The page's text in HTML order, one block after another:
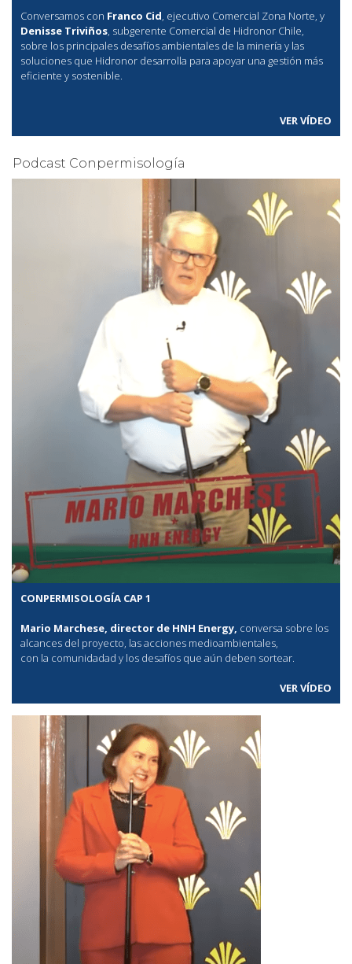
Conversamos con Franco Cid, ejecutivo Comercial Zona Norte, y
Denisse Triviños, subgerente Comercial de Hidronor Chile,
sobre los principales desafíos ambientales de la minería y las
soluciones que Hidronor desarrolla para apoyar una gestión más
eficiente y sostenible.
VER VÍDEO
Podcast Conpermisología
CONPERMISOLOGÍA CAP 1
Mario Marchese, director de HNH Energy, conversa sobre los
alcances del proyecto, las acciones medioambientales,
con la comunidadad y los desafíos que aún deben sortear.
VER VÍDEO